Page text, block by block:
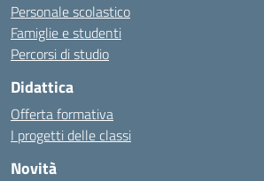
Personale scolastico
Famiglie e studenti
Percorsi di studio
Didattica
Offerta formativa
I progetti delle classi
Novità